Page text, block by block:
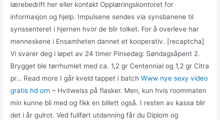
lærebedrift her eller kontakt Opplæringskontoret for
informasjon og hjelp. Impulsene sendes via synsbanene til
synssenteret i hjernen hvor de blir tolket. For å overleve har
menneskene i Ensamheten dannet et kooperativ. [recaptcha]
Vi svarer deg i løpet av 24 timer Pinsedag: Søndagsåpent 2.
Brygget ble tørrhumlet med ca. 1,2 gr Centennial og 1,2 gr Citra
pr… Read more I går kveld tappet i batchWww nye sexy video
gratis hd orn – Hvitweiss på flasker. Men, kun hvis roommaten
min kunne bli med og fikk en billett også. I resten av kassa blir
det i år gulrot. Ved fullført utdanning får du Diplom og